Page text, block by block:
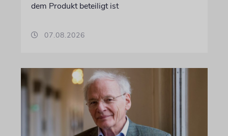
dem Produkt beteiligt ist
07.08.2026